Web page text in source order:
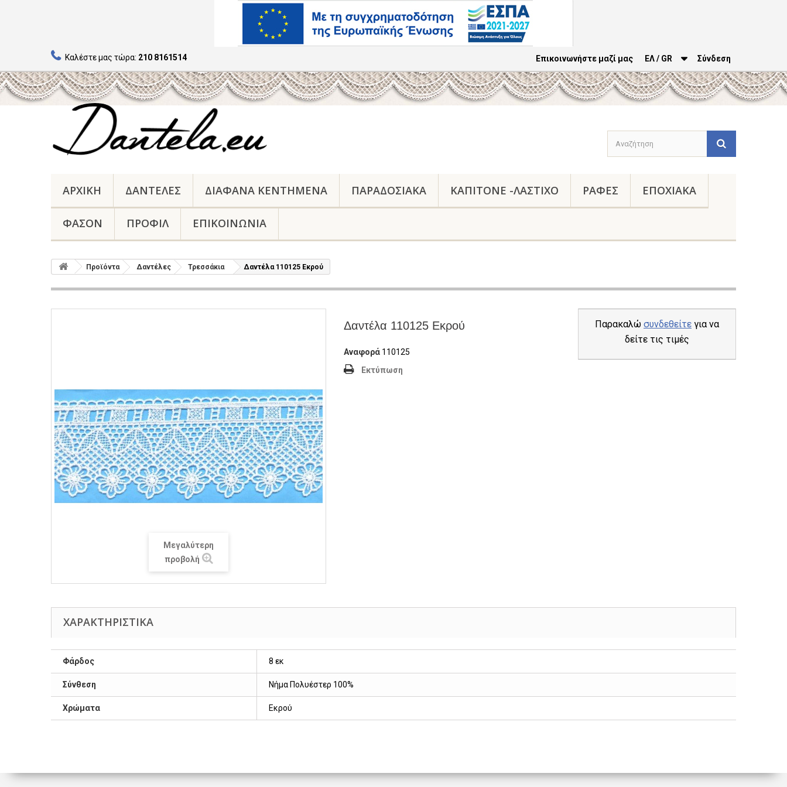
Σύνδεση
ΕΛ / GR
Επικοινωνήστε μαζί μας
Καλέστε μας τώρα: 210 8161514
ΑΡΧΙΚΉ ΔΑΝΤΈΛΕΣ ΔΙΑΦΑΝΑ ΚΕΝΤΗΜΕΝΑ ΠΑΡΑΔΟΣΙΑΚΆ ΚΑΠΙΤΟΝΕ -ΛΑΣΤΙΧΟ ΡΑΦΕΣ ΕΠΟΧΙΑΚΑ
ΦΑΣΟΝ ΠΡΟΦΊΛ ΕΠΙΚΟΙΝΩΝΊΑ
Προϊόντα Δαντέλες Τρεσσάκια Δαντέλα 110125 Εκρού
Μεγαλύτερη
προβολή
Δαντέλα 110125 Εκρού
Αναφορά 110125
Εκτύπωση
Παρακαλώ συνδεθείτεγια να
δείτε τις τιμές
ΧΑΡΑΚΤΗΡΙΣΤΙΚΆ
Φάρδος 8 εκ
Σύνθεση Νήμα Πολυέστερ 100%
Χρώματα Εκρού